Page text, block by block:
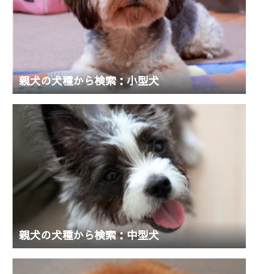
親犬の犬種から検索：小型犬
親犬の犬種から検索：中型犬